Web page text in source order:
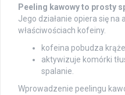
Peeling kawowy to prosty
Jego działanie opiera się na
właściwościach kofeiny.
kofeina pobudza
aktywizuje komórki
spalanie.
Wprowadzenie peelingu